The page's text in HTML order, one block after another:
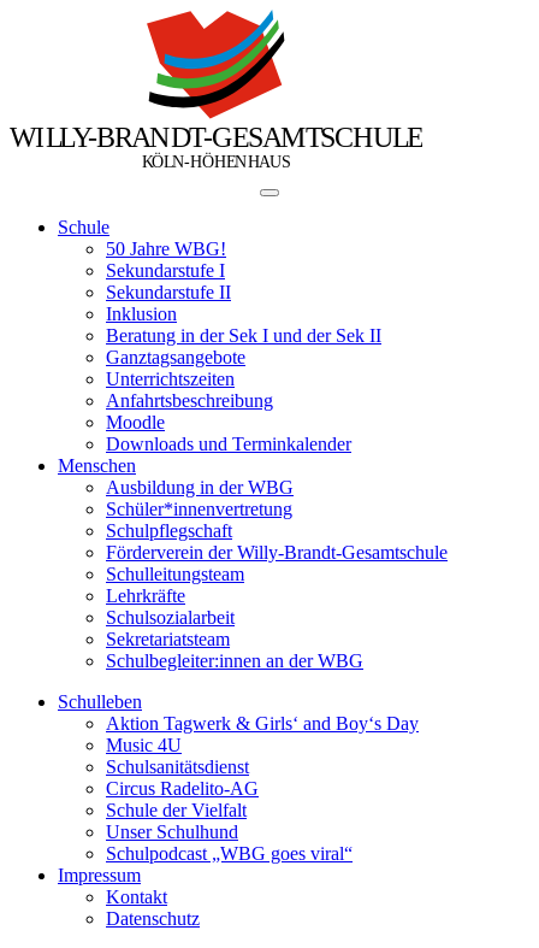
WILLY-BRANDT-GESAMTSCHULE
KÖLN-HÖHENHAUS
Schule
50 Jahre WBG!
Sekundarstufe I
Sekundarstufe II
Inklusion
Beratung in der Sek I und der Sek II
Ganztagsangebote
Unterrichtszeiten
Anfahrtsbeschreibung
Moodle
Downloads und Terminkalender
Menschen
Ausbildung in der WBG
Schüler*innenvertretung
Schulpflegschaft
Förderverein der Willy-Brandt-Gesamtschule
Schulleitungsteam
Lehrkräfte
Schulsozialarbeit
Sekretariatsteam
Schulbegleiter:innen an der WBG
Schulleben
Aktion Tagwerk & Girls‘ and Boy‘s Day
Music 4U
Schulsanitätsdienst
Circus Radelito-AG
Schule der Vielfalt
Unser Schulhund
Schulpodcast „WBG goes viral“
Impressum
Kontakt
Datenschutz